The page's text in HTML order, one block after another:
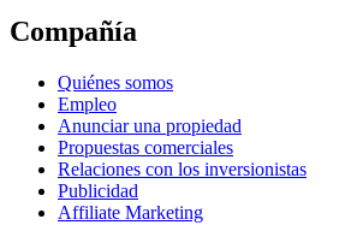
Compañía
Quiénes somos
Empleo
Anunciar una propiedad
Propuestas comerciales
Relaciones con los inversionistas
Publicidad
Affiliate Marketing